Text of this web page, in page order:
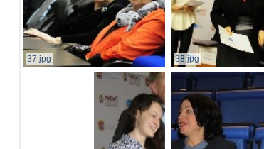
37.jpg 38.jpg